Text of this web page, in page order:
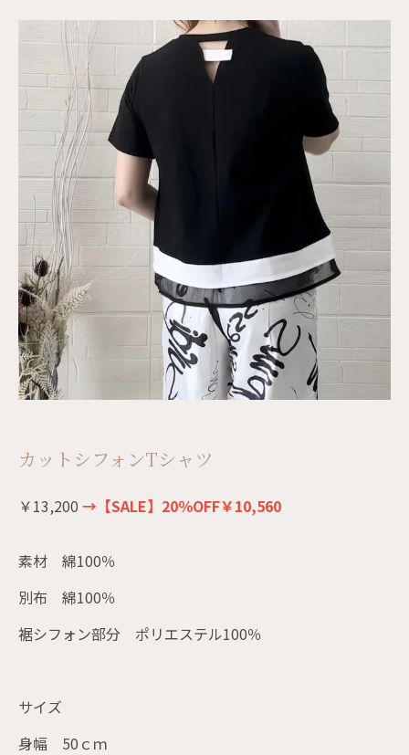
カットシフォンTシャツ
￥13,200 →【SALE】20％OFF￥10,560
素材 綿100％
別布 綿100％
裾シフォン部分 ポリエステル100％
サイズ
身幅 50ｃｍ